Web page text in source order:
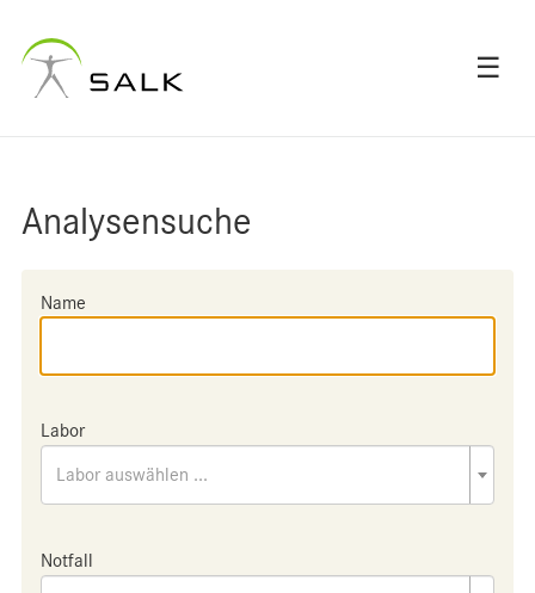
☰
Analysensuche
Name
Labor
Labor auswählen ...
Notfall